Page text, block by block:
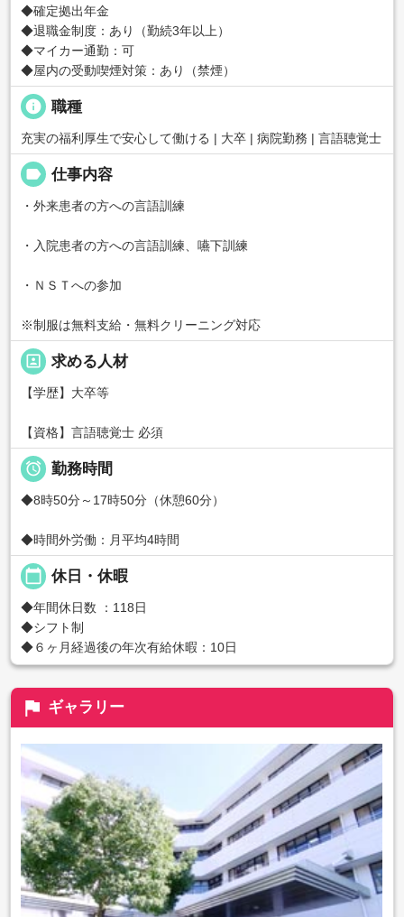
◆確定拠出年金
◆退職金制度：あり（勤続3年以上）
◆マイカー通勤：可
◆屋内の受動喫煙対策：あり（禁煙）
info 職種
充実の福利厚生で安心して働ける | 大卒 | 病院勤務 | 言語聴覚士
label 仕事内容
・外来患者の方への言語訓練
・入院患者の方への言語訓練、嚥下訓練
・ＮＳＴへの参加
※制服は無料支給・無料クリーニング対応
portrait 求める人材
【学歴】大卒等
【資格】言語聴覚士 必須
 勤務時間
◆8時50分～17時50分（休憩60分）
◆時間外労働：月平均4時間
calendar_today 休日・休暇
◆年間休日数 ：118日
◆シフト制
◆６ヶ月経過後の年次有給休暇：10日
flag ギャラリー